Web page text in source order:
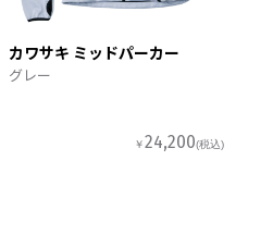
カワサキ ミッドパーカー
グレー
￥24,200(税込)